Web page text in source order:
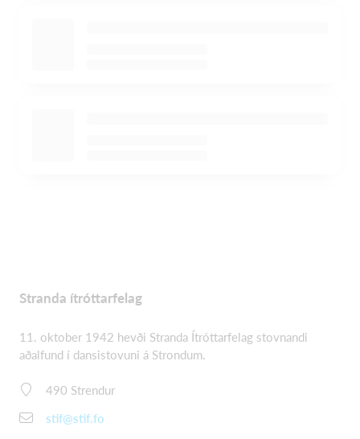
Stranda ítróttarfelag
11. oktober 1942 hevði Stranda Ítróttarfelag stovnandi
aðalfund í dansistovuni á Strondum.
490 Strendur
stif@stif.fo